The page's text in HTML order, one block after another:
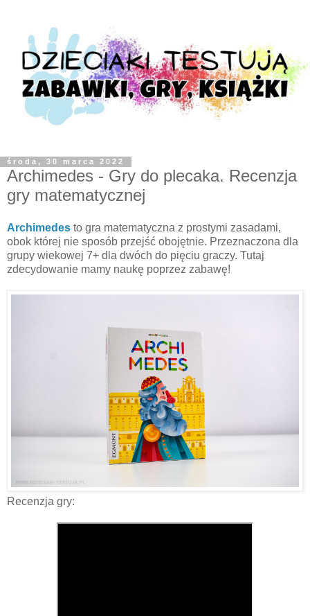
środa, 30 marca 2022
Archimedes - Gry do plecaka. Recenzja
gry matematycznej
Archimedes to gra matematyczna z prostymi zasadami,
obok której nie sposób przejść obojętnie. Przeznaczona dla
grupy wiekowej 7+ dla dwóch do pięciu graczy. Tutaj
zdecydowanie mamy naukę poprzez zabawę!
Recenzja gry: